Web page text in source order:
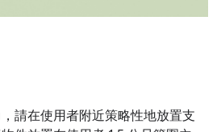
請在使用者附近策略性地放置支